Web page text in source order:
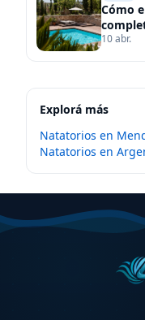
Cómo
10 abr.
Explorá más
Natatorios en
Natatorios en